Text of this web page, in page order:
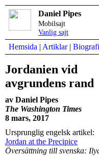
Daniel Pipes
Mobilsajt
Vanlig sajt
Hemsida | Artiklar| Biografi
Jordanien vid
avgrundens rand
av Daniel Pipes
The Washington Times
8 mars, 2017
Ursprunglig engelsk artikel:
Jordan at the Precipice
Översättning till svenska: